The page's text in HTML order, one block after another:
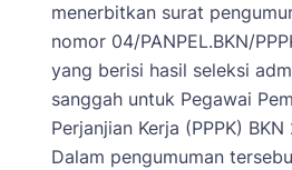
menerbitkan surat
nomor 04/PANPEL.BKN/
yang berisi hasil seleksi
sanggah untuk Pegawai
Perjanjian Kerja (PPPK)
Dalam pengumuman